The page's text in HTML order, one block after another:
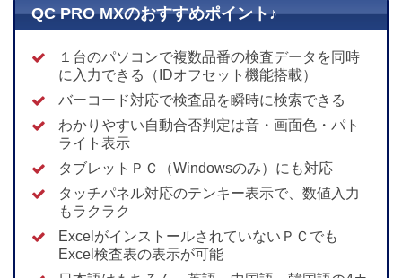
QC PRO MXのおすすめポイント♪
１台のパソコンで複数品番の検査データを同時
に入力できる（IDオフセット機能搭載）
バーコード対応で検査品を瞬時に検索できる
わかりやすい自動合否判定は音・画面色・パト
ライト表示
タブレットＰＣ（Windowsのみ）にも対応
タッチパネル対応のテンキー表示で、数値入力
もラクラク
ExcelがインストールされていないＰＣでも
Excel検査表の表示が可能